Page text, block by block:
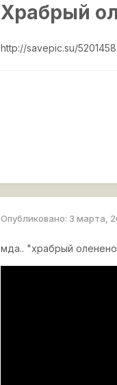
Храбрый
http://savepic.su/
Опубликовано: 3 марта,
мда.. "храбрый